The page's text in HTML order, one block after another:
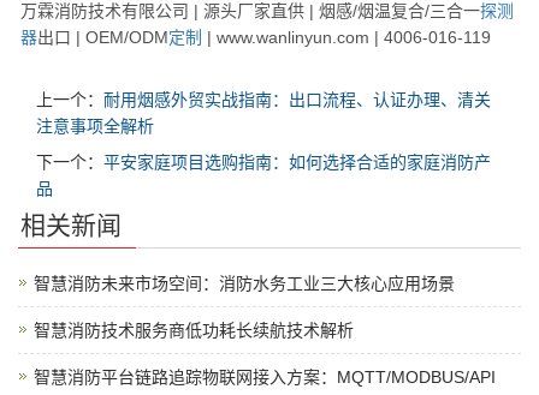
万霖消防技术有限公司 | 源头厂家直供 | 烟感/烟温复合/三合一探测
器出口 | OEM/ODM定制 | www.wanlinyun.com | 4006-016-119
上一个： 耐用烟感外贸实战指南：出口流程、认证办理、清关
注意事项全解析
下一个： 平安家庭项目选购指南：如何选择合适的家庭消防产
品
相关新闻
智慧消防未来市场空间：消防水务工业三大核心应用场景
智慧消防技术服务商低功耗长续航技术解析
智慧消防平台链路追踪物联网接入方案：MQTT/MODBUS/API